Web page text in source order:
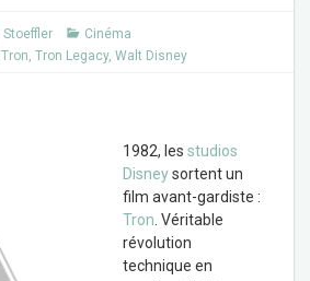
Stoeffler
Cinéma
Tron, Tron Legacy, Walt Disney
1982, les studios
Disneysortent un
film avant-gardiste :
Tron . Véritable
révolution
technique en